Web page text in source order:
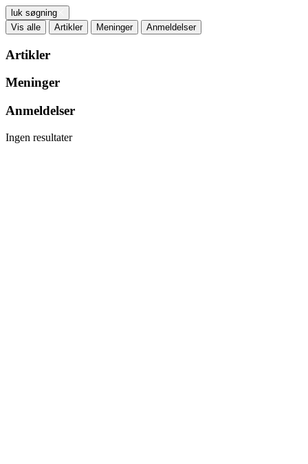
luk søgning
Vis alle
Artikler Meninger Anmeldelser
Artikler
Meninger
Anmeldelser
Ingen resultater